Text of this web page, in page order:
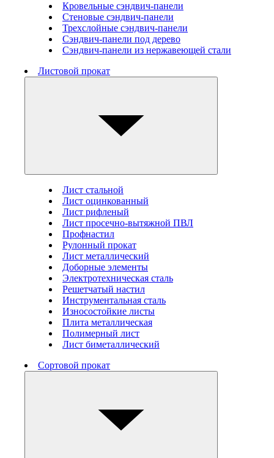
Кровельные сэндвич-панели
Стеновые cэндвич-панели
Трехслойные сэндвич-панели
Сэндвич-панели под дерево
Сэндвич-панели из нержавеющей стали
Листовой прокат
Лист стальной
Лист оцинкованный
Лист рифленый
Лист просечно-вытяжной ПВЛ
Профнастил
Рулонный прокат
Лист металлический
Доборные элементы
Электротехническая сталь
Решетчатый настил
Инструментальная сталь
Износостойкие листы
Плита металлическая
Полимерный лист
Лист биметаллический
Сортовой прокат